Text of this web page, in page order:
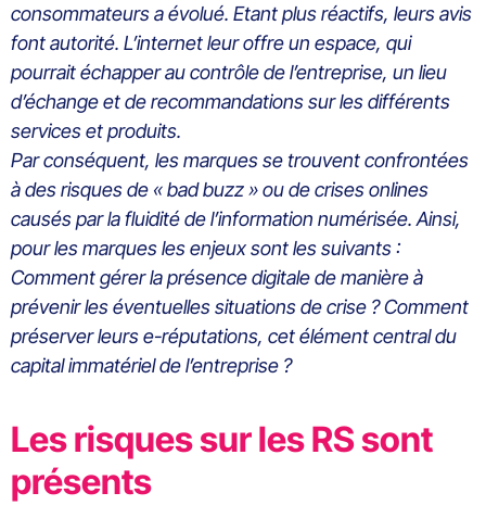
consommateurs a évolué. Etant plus réactifs, leurs avis
font autorité. L’internet leur offre un espace, qui
pourrait échapper au contrôle de l’entreprise, un lieu
d’échange et de recommandations sur les différents
services et produits.
Par conséquent, les marques se trouvent confrontées
à des risques de « bad buzz » ou de crises onlines
causés par la fluidité de l’information numérisée. Ainsi,
pour les marques les enjeux sont les suivants :
Comment gérer la présence digitale de manière à
prévenir les éventuelles situations de crise ? Comment
préserver leurs e-réputations, cet élément central du
capital immatériel de l’entreprise ?
Les risques sur les RS sont
présents